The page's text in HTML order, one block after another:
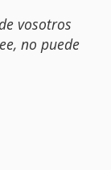
vosotros
no puede